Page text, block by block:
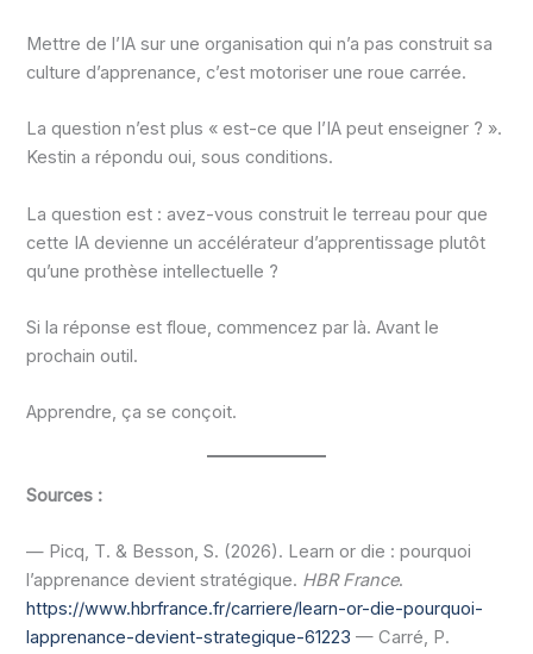
Mettre de l’IA sur une organisation qui n’a pas construit sa
culture d’apprenance, c’est motoriser une roue carrée.
La question n’est plus « est-ce que l’IA peut enseigner ? ».
Kestin a répondu oui, sous conditions.
La question est : avez-vous construit le terreau pour que
cette IA devienne un accélérateur d’apprentissage plutôt
qu’une prothèse intellectuelle ?
Si la réponse est floue, commencez par là. Avant le
prochain outil.
Apprendre, ça se conçoit.
Sources :
— Picq, T. & Besson, S. (2026). Learn or die : pourquoi
l’apprenance devient stratégique. HBR France.
https://www.hbrfrance.fr/carriere/learn-or-die-pourquoi-
lapprenance-devient-strategique-61223 — Carré, P.